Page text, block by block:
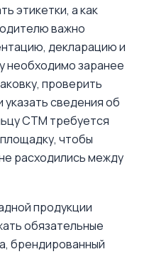
этикетки, а как
важно
декларацию и
необходимо заранее
проверить
сведения об
СТМ требуется
чтобы
расходились между
продукции
обязательные
брендированный